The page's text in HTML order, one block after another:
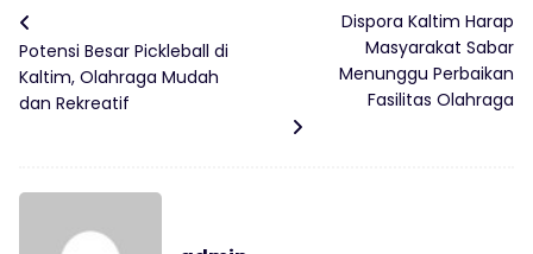
Potensi Besar Pickleball di
Kaltim, Olahraga Mudah
dan Rekreatif
Dispora Kaltim Harap
Masyarakat Sabar
Menunggu Perbaikan
Fasilitas Olahraga